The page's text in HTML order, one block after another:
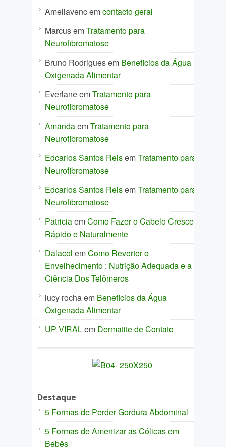
Ameliavencemcontacto geral
MarcusemTratamento para
Neurofibromatose
Bruno Rodriguesem Beneficios da Água
Oxigenada Alimentar
EverlaneemTratamento para
Neurofibromatose
AmandaemTratamento para
Neurofibromatose
Edcarlos Santos ReisemTratamento para
Neurofibromatose
Edcarlos Santos ReisemTratamento para
Neurofibromatose
PatriciaemComo Fazer o Cabelo Crescer
Rápido e Naturalmente
Dalacol emComo Reverter o
Envelhecimento : Nutrição Adequada e a
Ciência Dos Telômeros
lucy rochaem Beneficios da Água
Oxigenada Alimentar
UP VIRALem Dermatite de Contato
Destaque
5 Formas de Perder Gordura Abdominal
5 Formas de Amenizar as Cólicas em
Bebês